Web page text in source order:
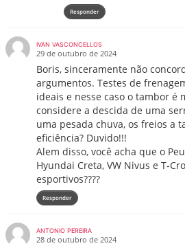
Responder
IVAN VASCONCELLOS
29 de outubro de 2024
Boris, sinceramente não
argumentos. Testes de
ideais e nesse caso o tambor é
considere a descida de uma
uma pesada chuva, os freios a
eficiência? Duvido!!!
Alem disso, você acha que o
Hyundai Creta, VW Nivus e T-
esportivos????
Responder
ANTONIO PEREIRA
28 de outubro de 2024